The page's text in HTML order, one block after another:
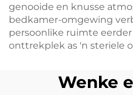
genooide en knusse
bedkamer-omgewing
persoonlike ruimte eerder
onttrekplek as 'n steriele
Wenke